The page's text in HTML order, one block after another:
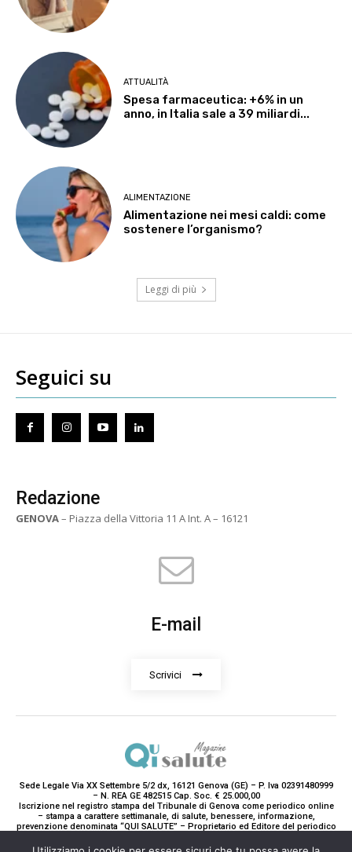
ATTUALITÀ
Spesa farmaceutica: +6% in un
anno, in Italia sale a 39 miliardi...
ALIMENTAZIONE
Alimentazione nei mesi caldi: come
sostenere l’organismo?
Leggi di più
Seguici su
Redazione
GENOVA– Piazza della Vittoria 11 A Int. A – 16121
E-mail
Scrivici
Sede Legale Via XX Settembre 5/2 dx, 16121 Genova (GE) – P. Iva 02391480999
– N. REA GE 482515 Cap. Soc. € 25.000,00
Iscrizione nel registro stampa del Tribunale di Genova come periodico online
– stampa a carattere settimanale, di salute, benessere, informazione,
prevenzione denominata “QUI SALUTE” – Proprietario ed Editore del periodico
Paola Gavarone. (Iscrizione registro stampa R.V. 5663/2020 Reg. Stampa